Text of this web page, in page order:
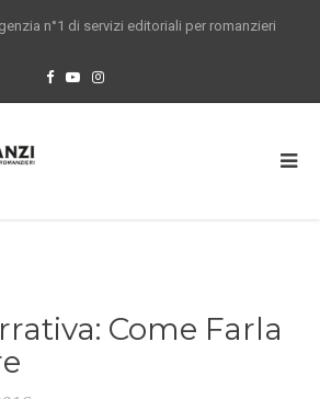
n°1 di servizi editoriali per romanzieri
Come Farla